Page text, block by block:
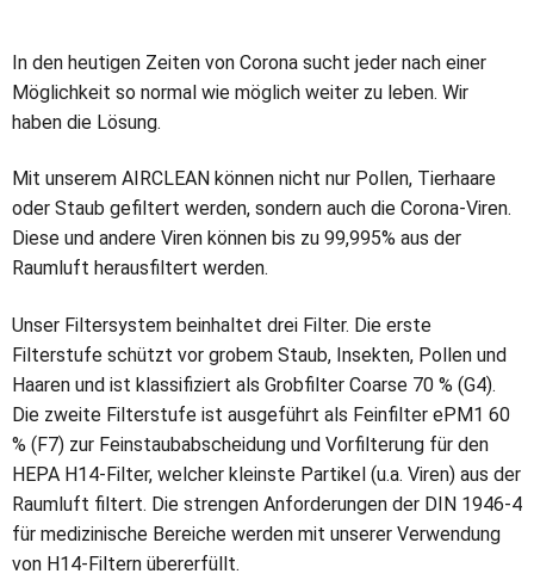
In den heutigen Zeiten von Corona sucht jeder nach einer
Möglichkeit so normal wie möglich weiter zu leben. Wir
haben die Lösung.
Mit unserem AIRCLEAN können nicht nur Pollen, Tierhaare
oder Staub gefiltert werden, sondern auch die Corona-Viren.
Diese und andere Viren können bis zu 99,995% aus der
Raumluft herausfiltert werden.
Unser Filtersystem beinhaltet drei Filter. Die erste
Filterstufe schützt vor grobem Staub, Insekten, Pollen und
Haaren und ist klassiﬁziert als Grobﬁlter Coarse 70 % (G4).
Die zweite Filterstufe ist ausgeführt als Feinﬁlter ePM1 60
% (F7) zur Feinstaubabscheidung und Vorﬁlterung für den
HEPA H14-Filter, welcher kleinste Partikel (u.a. Viren) aus der
Raumluft filtert. Die strengen Anforderungen der DIN 1946-4
für medizinische Bereiche werden mit unserer Verwendung
von H14-Filtern übererfüllt.